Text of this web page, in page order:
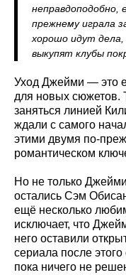
неправдоподобно,
прежнему играла
хорошо идут
выкупят клубы
Уход Джейми — это
для новых сюжетов.
заняться линией
ждали с самого
этими двумя по-
романтическом
Но не только
остались Сэм
ещё несколько
исключает, что
него оставили
сериала после
пока ничего не